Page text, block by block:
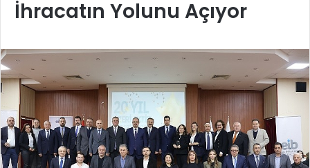
İhracatın Yolunu Açıyor